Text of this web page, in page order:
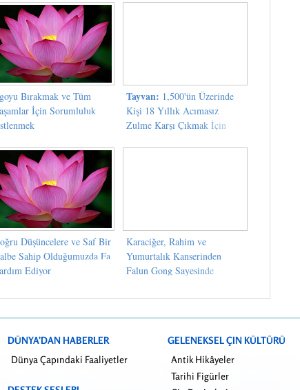
Bırakmak ve Tüm
İçin Sorumluluk
Tayvan: 1,500'ün Üzerinde
Kişi 18 Yıllık Acımasız
Zulme Karşı Çıkmak İçin
Düşüncelere ve Saf Bir
Sahip Olduğumuzda Fa
Ediyor
Karaciğer, Rahim ve
Yumurtalık Kanserinden
Falun Gong Sayesinde
DÜNYA’DAN HABERLER
Dünya Çapındaki Faaliyetler
GELENEKSEL ÇIN KÜLTÜRÜ
Antik Hikâyeler
Tarihi Figürler